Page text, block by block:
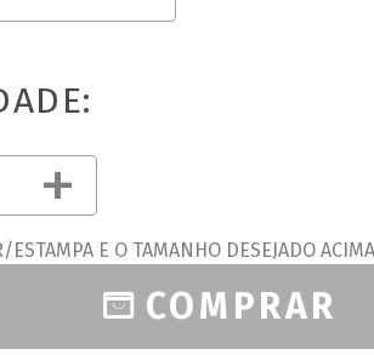
+
ESTAMPA E O TAMANHO DESEJADO ACIMA
COMPRAR